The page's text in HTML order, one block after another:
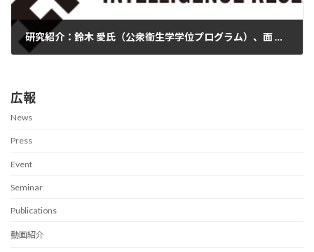
研究紹介：鈴木 愛氏（公衆衛生学学位プログラム）、面 和成氏（セキュリティ・プライバシー分野）
広報
News
Press
Event
Seminar
Publications
動画紹介